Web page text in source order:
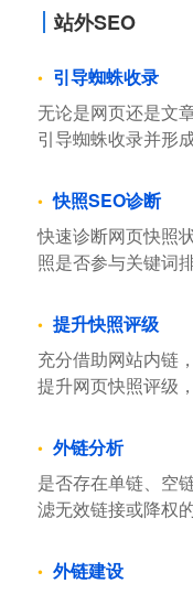
站外SEO
引导蜘蛛收录
无论是网页还是文
引导蜘蛛收录并形
快照SEO诊断
快速诊断网页快照
照是否参与关键词
提升快照评级
充分借助网站内链
提升网页快照评级，
外链分析
是否存在单链、空
滤无效链接或降权
外链建设